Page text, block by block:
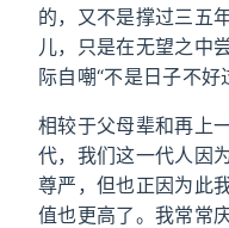
的，又不是撑过三五
儿，只是在无望之中
际自嘲“不是日子不
相较于父母辈和再上
代，我们这一代人因
尊严，但也正因为此
值也更高了。我常常